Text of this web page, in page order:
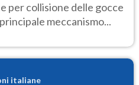
per collisione delle gocce
meccanismo...
italiane